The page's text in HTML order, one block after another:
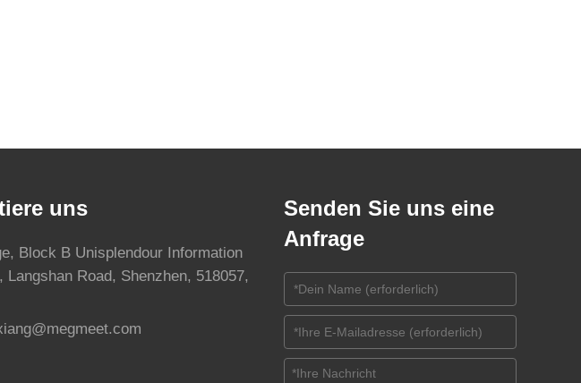
uns
Block B Unisplendour Information
Langshan Road, Shenzhen, 518057,
Senden Sie uns eine
Anfrage